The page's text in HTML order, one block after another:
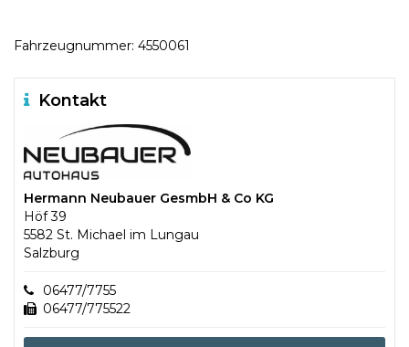
Fahrzeugnummer: 4550061
Kontakt
Hermann Neubauer GesmbH & Co KG
Höf 39
5582 St. Michael im Lungau
Salzburg
06477/7755
06477/775522